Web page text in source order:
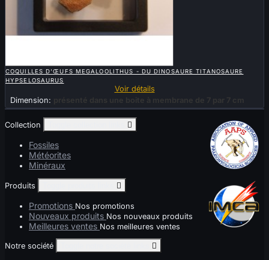
COQUILLES D'ŒUFS MEGALOOLITHUS - DU DINOSAURE TITANOSAURE
HYPSELOSAURUS
Voir détails
Dimension:
présenté dans une boite à membrane de 7 par 7 cm
Collection 
Fossiles
Météorites
Minéraux
Produits 
Promotions Nos promotions
Nouveaux produits Nos nouveaux produits
Meilleures ventes Nos meilleures ventes
Notre société 